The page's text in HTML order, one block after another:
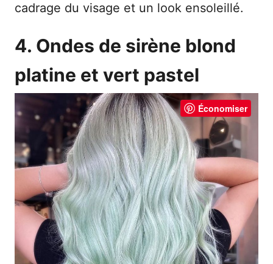
cadrage du visage et un look ensoleillé.
4. Ondes de sirène blond
platine et vert pastel
Économiser